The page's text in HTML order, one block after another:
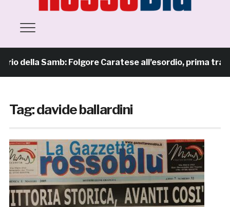
Samb: Folgore Caratese all’esordio, prima trasferta
Tag:davide ballardini